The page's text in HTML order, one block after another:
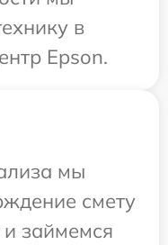
в
Epson.
мы
смету
займемся